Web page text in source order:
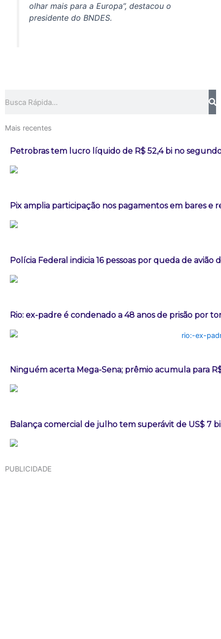
olhar mais para a Europa”, destacou o
presidente do BNDES.
Mais recentes
Petrobras tem lucro líquido de R$ 52,4 bi no
Pix amplia participação nos pagamentos em bares e
Polícia Federal indicia 16 pessoas por queda de avião
Rio: ex-padre é condenado a 48 anos de prisão por
Ninguém acerta Mega-Sena; prêmio acumula para
Balança comercial de julho tem superávit de US$ 7
PUBLICIDADE